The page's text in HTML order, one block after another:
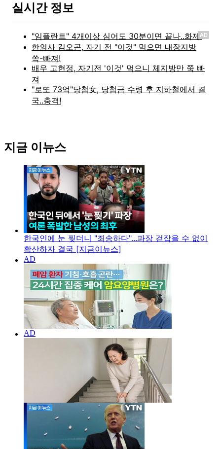
실시간 정보
AD
지금 이뉴스
한국인에 눈 찢더니 "죄송하다"...파장 걷잡을 수 없이
확산하자 결국 [지금이뉴스]